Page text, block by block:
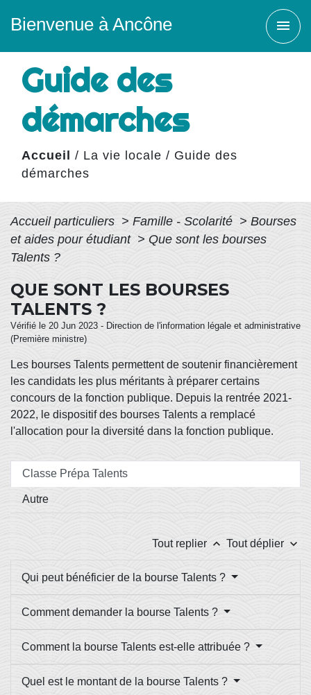
Bienvenue à Ancône menu
Guide des
démarches
Accueil / La vie locale / Guide des
démarches
Accueil particuliers > Famille - Scolarité > Bourses
et aides pour étudiant > Que sont les bourses
Talents ?
QUE SONT LES BOURSES
TALENTS ?
Vérifié le 20 Jun 2023 - Direction de l'information légale et administrative
(Première ministre)
Les bourses Talents permettent de soutenir financièrement
les candidats les plus méritants à préparer certains
concours de la fonction publique. Depuis la rentrée 2021-
2022, le dispositif des bourses Talents a remplacé
l'allocation pour la diversité dans la fonction publique.
Classe Prépa Talents
Autre
Tout replier keyboard_arrow_up Tout déplier keyboard_arrow_down
Qui peut bénéficier de la bourse Talents ?
Comment demander la bourse Talents ?
Comment la bourse Talents est-elle attribuée ?
Quel est le montant de la bourse Talents ?